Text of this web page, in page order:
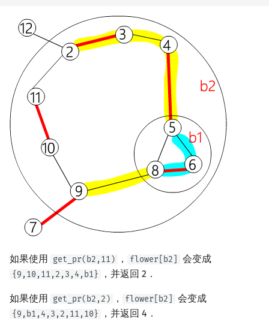
如果使用 get_pr(b2,11) ， flower[b2] 会变成
{9,10,11,2,3,4,b1} ，并返回 2．
如果使用 get_pr(b2,2) ， flower[b2] 会变成
{9,b1,4,3,2,11,10} ，并返回 4．